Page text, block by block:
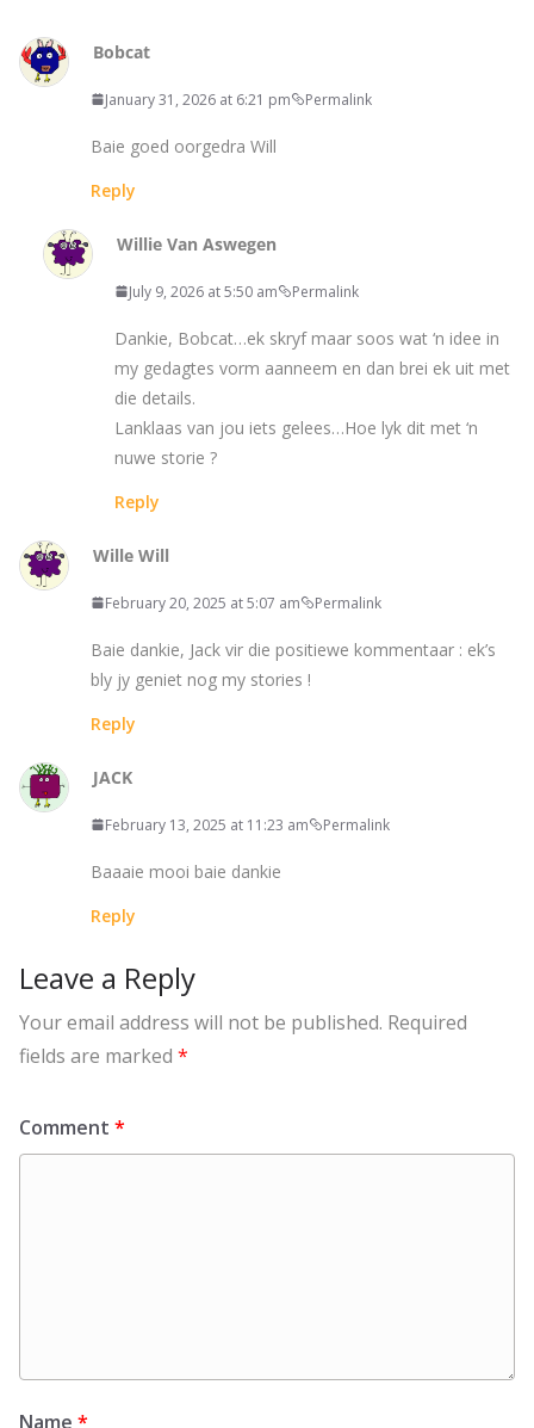
Bobcat
January 31, 2026 at 6:21 pm Permalink
Baie goed oorgedra Will
Reply
Willie Van Aswegen
July 9, 2026 at 5:50 am Permalink
Dankie, Bobcat…ek skryf maar soos wat ‘n idee in
my gedagtes vorm aanneem en dan brei ek uit met
die details.
Lanklaas van jou iets gelees…Hoe lyk dit met ‘n
nuwe storie ?
Reply
Wille Will
February 20, 2025 at 5:07 am Permalink
Baie dankie, Jack vir die positiewe kommentaar : ek’s
bly jy geniet nog my stories !
Reply
JACK
February 13, 2025 at 11:23 am Permalink
Baaaie mooi baie dankie
Reply
Leave a Reply
Your email address will not be published. Required
fields are marked *
Comment *
Name *